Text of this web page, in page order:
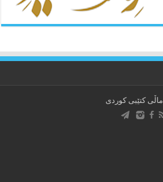
ماڵی کتێبی کوردی